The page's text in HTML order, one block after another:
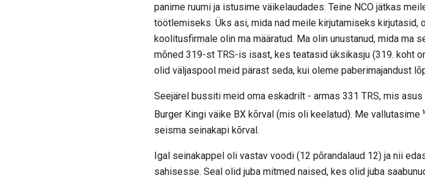
panime ruumi ja istusime väikelaudades. Teine NCO jätkas
töötlemiseks. Üks asi, mida nad meile kirjutamiseks
koolitusfirmale olin ma määratud. Ma olin unustanud, mida ma
mõned 319-st TRS-is isast, kes teatasid üksikasju (319. koht
olid väljaspool meid pärast seda, kui oleme paberimajandust
Seejärel bussiti meid oma eskadrilt - armas 331 TRS, mis
Burger Kingi väike BX kõrval (mis oli keelatud). Me vallutasime
seisma seinakapi kõrval.
Igal seinakappel oli vastav voodi (12 põrandalaud 12) ja nii
sahisesse. Seal olid juba mitmed naised, kes olid juba